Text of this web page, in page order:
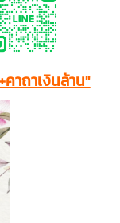
าถาเงินล้าน"